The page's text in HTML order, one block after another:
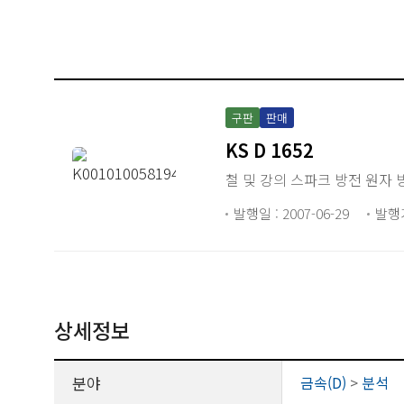
구판 판매
KS D 1652
철 및 강의 스파크 방전 원자
발행일 : 2007-06-29 발
상세정보
분야 금속(D) > 분석